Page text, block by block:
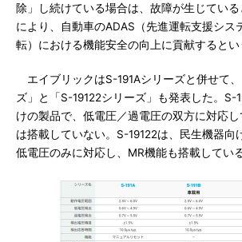
除」し続けている場合は、故障が生じてい
により、自動車のADAS（先進運転支援シス
転）における機能安全の向上に貢献するとい
エイブリックはS-191Aシリーズと併せて
ズ」と「S-19122シリーズ」も発表した。S-
けの製品で、低電圧／過電圧の双方に対応
は搭載していない。S-19122は、民生機器向
低電圧のみに対応し、MR機能も搭載している